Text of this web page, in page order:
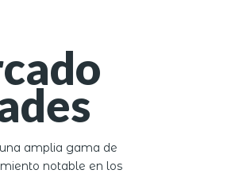
amplia gama de
notable en los